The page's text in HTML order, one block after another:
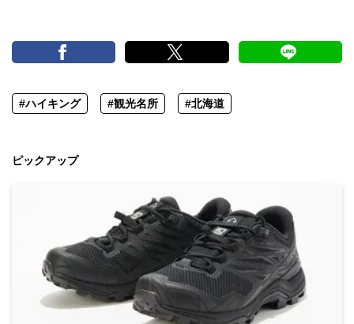
#ハイキング #観光名所 #北海道
ピックアップ